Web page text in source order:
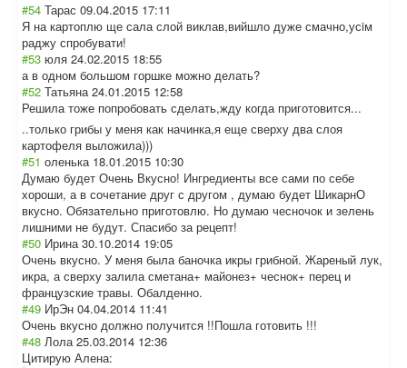
#54 Тарас 09.04.2015 17:11
Я на картоплю ще сала слой виклав,вийшло дуже смачно,усiм
раджу спробувати!
#53 юля 24.02.2015 18:55
а в одном большом горшке можно делать?
#52 Татьяна 24.01.2015 12:58
Решила тоже попробовать сделать,жду когда приготовится...
..только грибы у меня как начинка,я еще сверху два слоя
картофеля выложила)))
#51 оленька 18.01.2015 10:30
Думаю будет Очень Вкусно! Ингредиенты все сами по себе
хороши, а в сочетание друг с другом , думаю будет ШикарнО
вкусно. Обязательно приготовлю. Но думаю чесночок и зелень
лишними не будут. Спасибо за рецепт!
#50 Ирина 30.10.2014 19:05
Очень вкусно. У меня была баночка икры грибной. Жареный лук,
икра, а сверху залила сметана+ майонез+ чеснок+ перец и
французские травы. Обалденно.
#49 ИрЭн 04.04.2014 11:41
Очень вкусно должно получится !!Пошла готовить !!!
#48 Лола 25.03.2014 12:36
Цитирую Алена: